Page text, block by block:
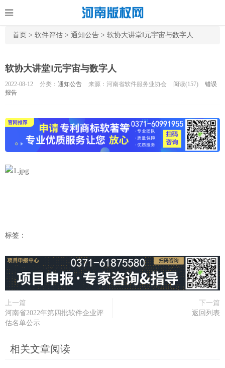
首页 > 软件评估 > 通知公告 > 软协大讲堂‖元宇宙与数字人
软协大讲堂‖元宇宙与数字人
2022-08-12 分类： 通知公告 来源：河南省软件服务业协会 阅读(157)
错误
报告
标签：
上一篇
河南省2022年第四批软件企业评
估名单公示
下一篇
返回列表
相关文章阅读